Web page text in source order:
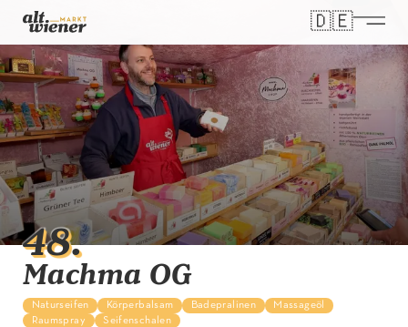
🇩🇪
Wähle
48.
Machma OG
Naturseifen Körperbalsam Badepralinen
Massageöl
Raumspray
Seifenschalen